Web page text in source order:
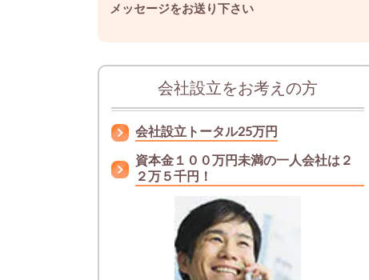
メッセージをお送り下さい
会社設立をお考えの方
会社設立トータル25万円
資本金１００万円未満の一人会社は２
２万５千円！